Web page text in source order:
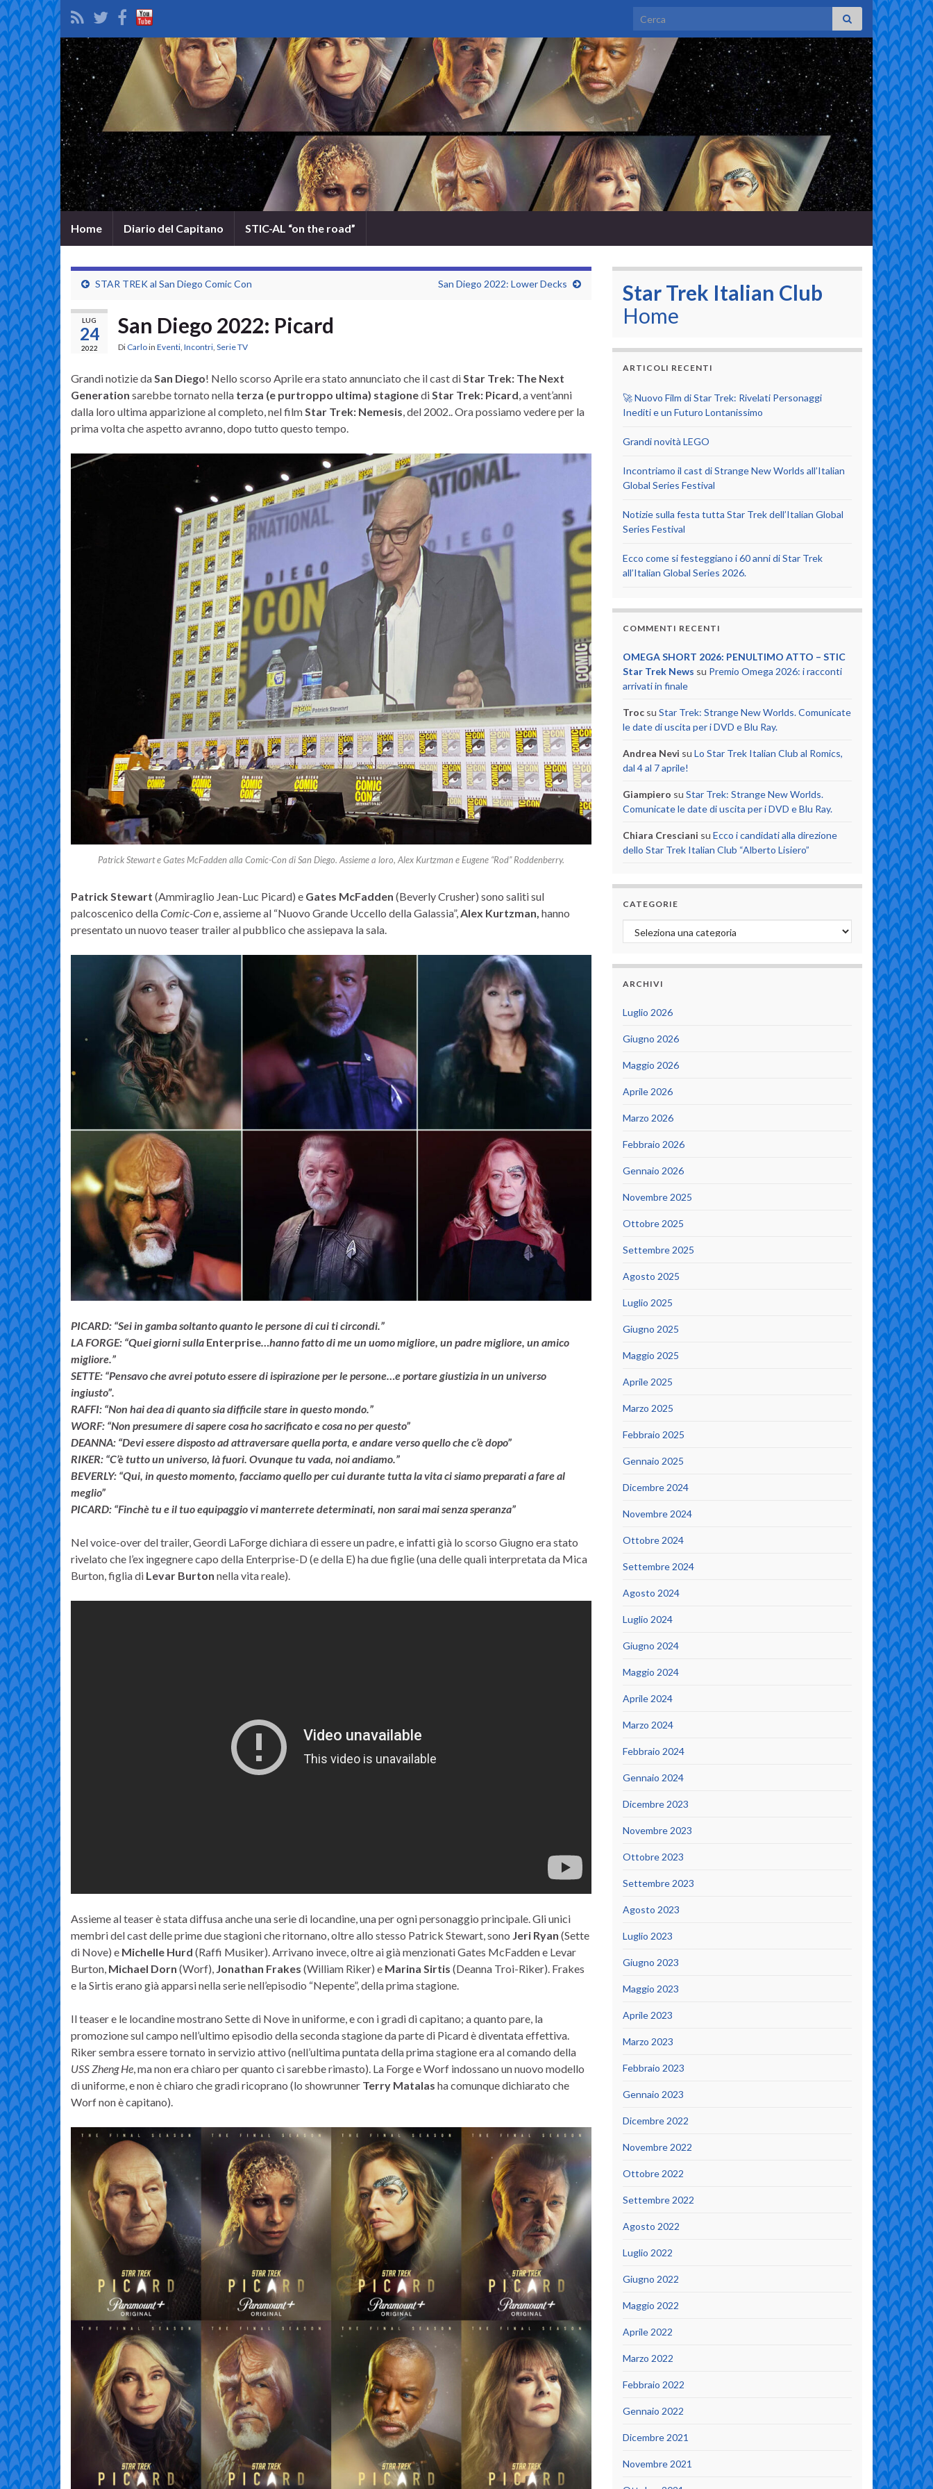
Search for:
Home Diario del Capitano STIC-AL “on the road”
STAR TREK al San Diego Comic Con San Diego 2022: Lower Decks
LUG
24
2022
San Diego 2022: Picard
Di Carloin Eventi, Incontri, Serie TV
Grandi notizie daSan Diego! Nello scorso Aprile era stato annunciato che il cast diStar Trek: The Next
Generation sarebbe tornato nella terza (e purtroppo ultima) stagionediStar Trek: Picard, a vent’anni
dalla loro ultima apparizione al completo, nel filmStar Trek: Nemesis, del 2002.. Ora possiamo vedere per la
prima volta che aspetto avranno, dopo tutto questo tempo.
Patrick Stewart e Gates McFadden alla Comic-Con di San Diego. Assieme a loro, Alex Kurtzman e Eugene “Rod” Roddenberry.
Patrick Stewart (Ammiraglio Jean-Luc Picard) e Gates McFadden (Beverly Crusher) sono saliti sul
palcoscenico dellaComic-Cone, assieme al “Nuovo Grande Uccello della Galassia”,Alex Kurtzman, hanno
presentato un nuovo teaser trailer al pubblico che assiepava la sala.
PICARD: “Sei in gamba soltanto quanto le persone di cui ti circondi.”
LA FORGE: “Quei giorni sulla Enterprise…hanno fatto di me un uomo migliore, un padre migliore, un amico
migliore.”
SETTE: “Pensavo che avrei potuto essere di ispirazione per le persone…e portare giustizia in un universo
ingiusto”.
RAFFI: “Non hai dea di quanto sia difficile stare in questo mondo.”
WORF: “Non presumere di sapere cosa ho sacrificato e cosa no per questo”
DEANNA: “Devi essere disposto ad attraversare quella porta, e andare verso quello che c’è dopo”
RIKER: “C’è tutto un universo, là fuori. Ovunque tu vada, noi andiamo.”
BEVERLY: “Qui, in questo momento, facciamo quello per cui durante tutta la vita ci siamo preparati a fare al
meglio”
PICARD: “Finchè tu e il tuo equipaggio vi manterrete determinati, non sarai mai senza speranza”
Nel voice-over del trailer, Geordi LaForge dichiara di essere un padre, e infatti già lo scorso Giugno era stato
rivelato che l’ex ingegnere capo della Enterprise-D (e della E) ha due figlie (una delle quali interpretata da Mica
Burton, figlia di Levar Burton nella vita reale).
Assieme al teaser è stata diffusa anche una serie di locandine, una per ogni personaggio principale. Gli unici
membri del cast delle prime due stagioni che ritornano, oltre allo stesso Patrick Stewart, sono Jeri Ryan (Sette
di Nove) e Michelle Hurd (Raffi Musiker). Arrivano invece, oltre ai già menzionati Gates McFadden e Levar
Burton, Michael Dorn (Worf), Jonathan Frakes (William Riker) e Marina Sirtis (Deanna Troi-Riker). Frakes
e la Sirtis erano già apparsi nella serie nell’episodio “Nepente”, della prima stagione.
Il teaser e le locandine mostrano Sette di Nove in uniforme, e con i gradi di capitano; a quanto pare, la
promozione sul campo nell’ultimo episodio della seconda stagione da parte di Picard è diventata effettiva.
Riker sembra essere tornato in servizio attivo (nell’ultima puntata della prima stagione era al comando della
USS Zheng He, ma non era chiaro per quanto ci sarebbe rimasto). La Forge e Worf indossano un nuovo modello
di uniforme, e non è chiaro che gradi ricoprano (lo showrunner Terry Matalas ha comunque dichiarato che
Worf non è capitano).
Star Trek Italian Club
Home
ARTICOLI RECENTI
🚀 Nuovo Film di Star Trek: Rivelati Personaggi
Inediti e un Futuro Lontanissimo
Grandi novità LEGO
Incontriamo il cast di Strange New Worlds all’Italian
Global Series Festival
Notizie sulla festa tutta Star Trek dell’Italian Global
Series Festival
Ecco come si festeggiano i 60 anni di Star Trek
all’Italian Global Series 2026.
COMMENTI RECENTI
OMEGA SHORT 2026: PENULTIMO ATTO – STIC
Star Trek News su Premio Omega 2026: i racconti
arrivati in finale
Troc su Star Trek: Strange New Worlds. Comunicate
le date di uscita per i DVD e Blu Ray.
Andrea Nevi su Lo Star Trek Italian Club al Romics,
dal 4 al 7 aprile!
Giampiero su Star Trek: Strange New Worlds.
Comunicate le date di uscita per i DVD e Blu Ray.
Chiara Cresciani su Ecco i candidati alla direzione
dello Star Trek Italian Club “Alberto Lisiero”
CATEGORIE
Categorie
ARCHIVI
Luglio 2026
Giugno 2026
Maggio 2026
Aprile 2026
Marzo 2026
Febbraio 2026
Gennaio 2026
Novembre 2025
Ottobre 2025
Settembre 2025
Agosto 2025
Luglio 2025
Giugno 2025
Maggio 2025
Aprile 2025
Marzo 2025
Febbraio 2025
Gennaio 2025
Dicembre 2024
Novembre 2024
Ottobre 2024
Settembre 2024
Agosto 2024
Luglio 2024
Giugno 2024
Maggio 2024
Aprile 2024
Marzo 2024
Febbraio 2024
Gennaio 2024
Dicembre 2023
Novembre 2023
Ottobre 2023
Settembre 2023
Agosto 2023
Luglio 2023
Giugno 2023
Maggio 2023
Aprile 2023
Marzo 2023
Febbraio 2023
Gennaio 2023
Dicembre 2022
Novembre 2022
Ottobre 2022
Settembre 2022
Agosto 2022
Luglio 2022
Giugno 2022
Maggio 2022
Aprile 2022
Marzo 2022
Febbraio 2022
Gennaio 2022
Dicembre 2021
Novembre 2021